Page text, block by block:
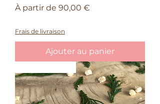
À partir de 90,00 €
Prix promotionnel
Frais de livraison
Ajouter au panier